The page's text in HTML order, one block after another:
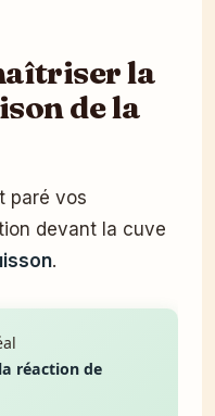
la
de la
paré vos
devant la cuve
.
réaction de